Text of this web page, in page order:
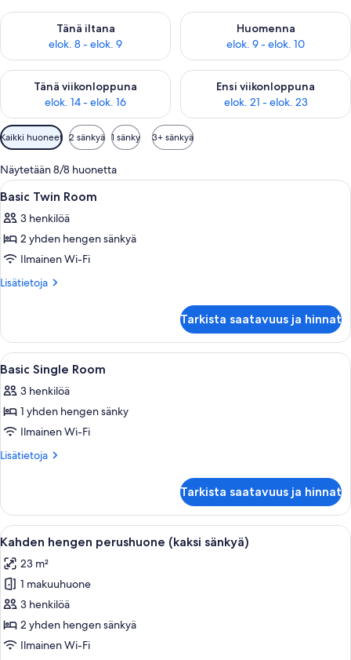
Tänä iltana
elok. 8 - elok. 9
Tarkista tämän illan saatavuus elok. 8 - elok. 9
Huomenna
elok. 9 - elok. 10
Tarkista huomisen saatavuus
Tänä viikonloppuna
elok. 14 - elok. 16
Tarkista tämän viikonlopun saatavuus elok. 14 - elok. 16
Ensi viikonloppuna
elok. 21 - elok. 23
Tarkista ensi viikonlopun
Huoneille
saatavilla
olevia
suodattimia
Kaikki huoneet 2 sänkyä 1 sänky 3+ sänkyä
Näytetään 8/8 huonetta
Avaa
kaikki
huonetyypin
Basic
Twin
Room
Hotellihuone, jossa on sänky, tuoli,
4
Basic Twin Room
3 henkilöä
2 yhden hengen sänkyä
Ilmainen Wi-Fi
Lisätietoja
Lisätietoja
Room
Tarkista saatavuus ja hinnat
Avaa
kaikki
huonetyypin
Basic
Single
Room
Hotellihuone, jossa on sänky,
4
Basic Single Room
3 henkilöä
1 yhden hengen sänky
Ilmainen Wi-Fi
Lisätietoja
Lisätietoja
Room
Tarkista saatavuus ja hinnat
Avaa
kaikki
huonetyypin
Kahden
hengen
perushuone
(kaksi
Hotellihuone, jossa on sänky, tuoli,
4
Kahden hengen perushuone (kaksi sänkyä)
23 m²
1 makuuhuone
3 henkilöä
2 yhden hengen sänkyä
Ilmainen Wi-Fi